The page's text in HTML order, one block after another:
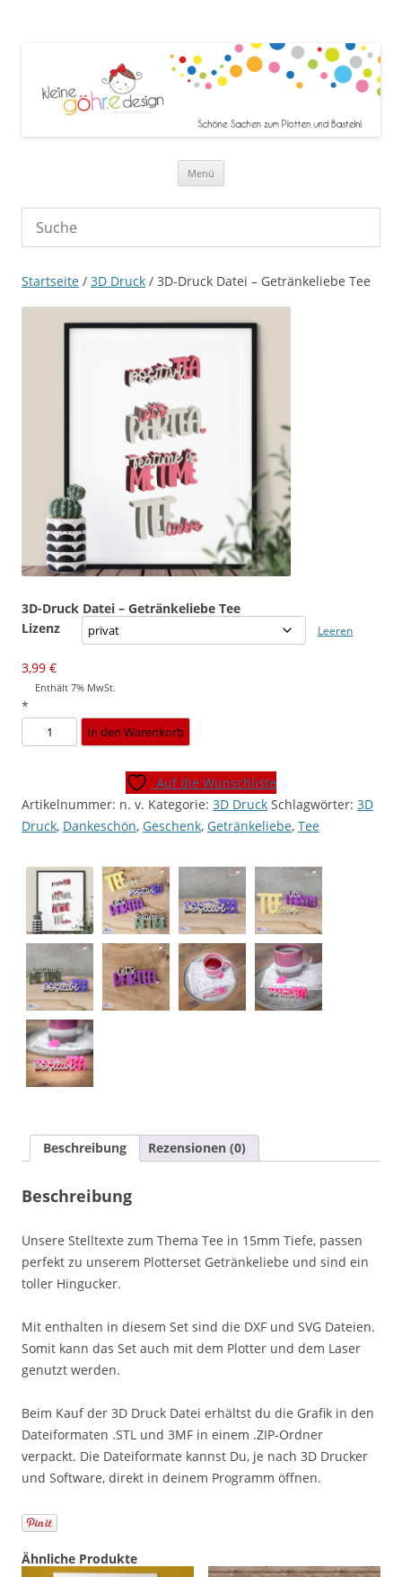
Menü
Startseite / 3D Druck / 3D-Druck Datei – Getränkeliebe Tee
3D-Druck Datei – Getränkeliebe Tee
Lizenz
Leeren
3,99 €
Enthält 7% MwSt.
*
Druck
Getränkeliebe
Tee
Menge
In den Warenkorb
Auf die Wunschliste
Artikelnummer: n. v. Kategorie: 3D Druck Schlagwörter: 3D
Druck, Dankeschön, Geschenk, Getränkeliebe, Tee
Beschreibung Rezensionen (0)
Beschreibung
Unsere Stelltexte zum Thema Tee in 15mm Tiefe, passen
perfekt zu unserem Plotterset Getränkeliebe und sind ein
toller Hingucker.
Mit enthalten in diesem Set sind die DXF und SVG Dateien.
Somit kann das Set auch mit dem Plotter und dem Laser
genutzt werden.
Beim Kauf der 3D Druck Datei erhältst du die Grafik in den
Dateiformaten .STL und 3MF in einem .ZIP-Ordner
verpackt. Die Dateiformate kannst Du, je nach 3D Drucker
und Software, direkt in deinem Programm öffnen.
Ähnliche Produkte